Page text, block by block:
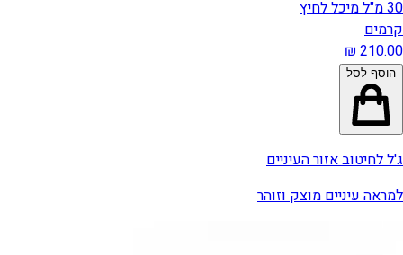
30 מ"ל מיכל לחיץ
קרמים
הוסף לסל
ג'ל לחיטוב אזור העיניים
למראה עיניים מוצק וזוהר